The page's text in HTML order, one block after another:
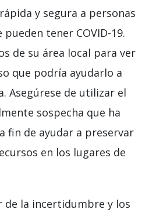
y segura a personas
tener COVID-19.
de su área local para ver
que podría ayudarlo a
Asegúrese de utilizar el
sospecha que ha
fin de ayudar a preservar
en los lugares de
de la incertidumbre y los